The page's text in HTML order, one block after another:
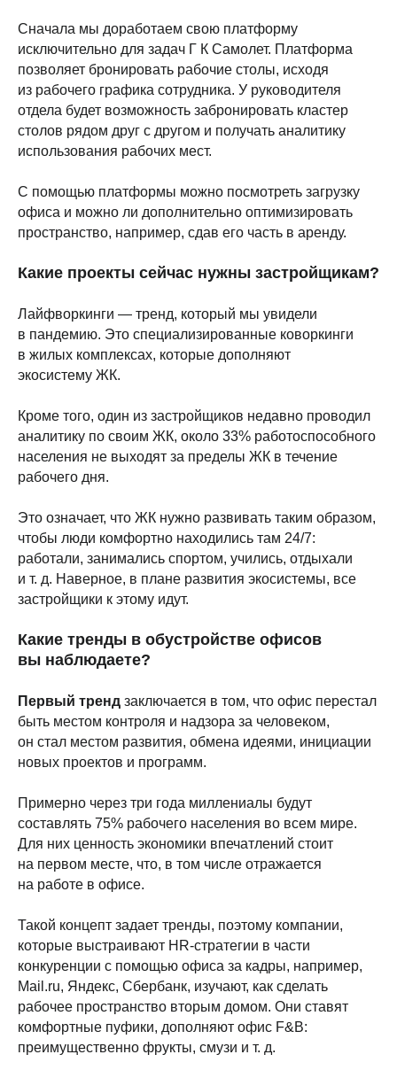
Сначала мы доработаем свою платформу
исключительно для задач Г К Самолет. Платформа
позволяет бронировать рабочие столы, исходя
из рабочего графика сотрудника. У руководителя
отдела будет возможность забронировать кластер
столов рядом друг с другом и получать аналитику
использования рабочих мест.
С помощью платформы можно посмотреть загрузку
офиса и можно ли дополнительно оптимизировать
пространство, например, сдав его часть в аренду.
Какие проекты сейчас нужны застройщикам?
Лайфворкинги — тренд, который мы увидели
в пандемию. Это специализированные коворкинги
в жилых комплексах, которые дополняют
экосистему ЖК.
Кроме того, один из застройщиков недавно проводил
аналитику по своим ЖК, около 33% работоспособного
населения не выходят за пределы ЖК в течение
рабочего дня.
Это означает, что ЖК нужно развивать таким образом,
чтобы люди комфортно находились там 24/7:
работали, занимались спортом, учились, отдыхали
и т. д. Наверное, в плане развития экосистемы, все
застройщики к этому идут.
Какие тренды в обустройстве офисов
вы наблюдаете?
Первый тренд заключается в том, что офис перестал
быть местом контроля и надзора за человеком,
он стал местом развития, обмена идеями, инициации
новых проектов и программ.
Примерно через три года миллениалы будут
составлять 75% рабочего населения во всем мире.
Для них ценность экономики впечатлений стоит
на первом месте, что, в том числе отражается
на работе в офисе.
Такой концепт задает тренды, поэтому компании,
которые выстраивают HR-стратегии в части
конкуренции с помощью офиса за кадры, например,
Mail.ru, Яндекс, Сбербанк, изучают, как сделать
рабочее пространство вторым домом. Они ставят
комфортные пуфики, дополняют офис F&B:
преимущественно фрукты, смузи и т. д.